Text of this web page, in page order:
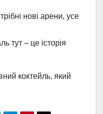
нові арени, усе
тут – це історія
коктейль, який